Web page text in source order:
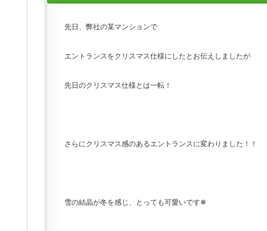
先日、弊社の某マンションで
エントランスをクリスマス仕様にしたとお伝えしましたが
先日のクリスマス仕様とは一転！
さらにクリスマス感のあるエントランスに変わりました！！
雪の結晶が冬を感じ、とっても可愛いです❄